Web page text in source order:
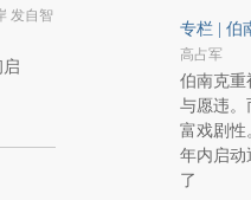
发自智
专栏 | 伯
高占军
伯南克重
与愿违。
富戏剧性
年内启动
了